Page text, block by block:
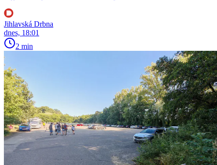
Jihlavská Drbna
dnes, 18:01
2 min